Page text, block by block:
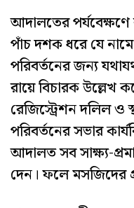
আদালতের পর্যবেক্ষণে
পাঁচ দশক ধরে যে
পরিবর্তনের জন্য
রায়ে বিচারক উল্লেখ
রেজিস্ট্রেশন দলিল ও
পরিবর্তনের সভার
আদালত সব সাক্ষ্য-
দেন। ফলে মসজিদের